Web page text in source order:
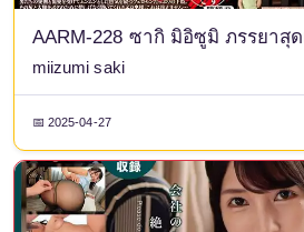
miizumi saki
📅 2025-04-27